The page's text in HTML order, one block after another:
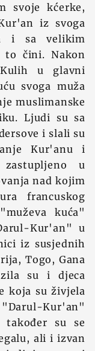
svoje kćerke,
iz svoga
i sa velikim
to čini. Nakon
u glavni
svoga muža
muslimanske
Ljudi su sa
i slali su
Kur'anu i
u
nad kojim
francuskog
kuća"
Kur'an" u
iz susjednih
Togo, Gana
su i djeca
koja su živjela
"Darul-Kur'an"
su se
ali i izvan